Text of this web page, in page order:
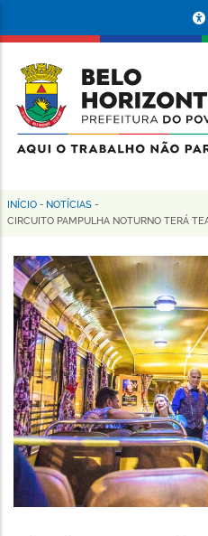
conteúdo
principal
da
Prefeitura
de
Horizonte
Trilha
navegação
INÍCIO - NOTÍCIAS -
CIRCUITO PAMPULHA NOTURNO TERÁ